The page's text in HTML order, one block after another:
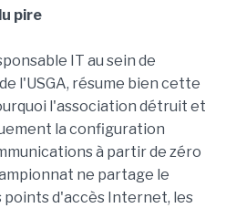
pire
IT au sein de
l'USGA, résume bien cette
l'association détruit et
la configuration
à partir de zéro
ne partage le
points d'accès Internet, les